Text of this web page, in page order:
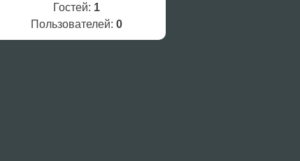
Гостей: 1
Пользователей: 0